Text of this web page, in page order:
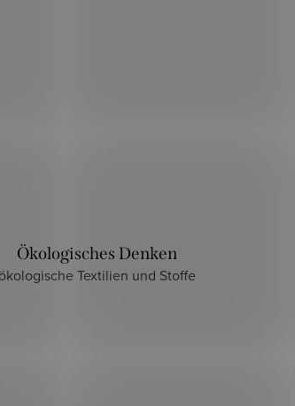
Ökologisches Denken
ökologische Textilien und Stoffe